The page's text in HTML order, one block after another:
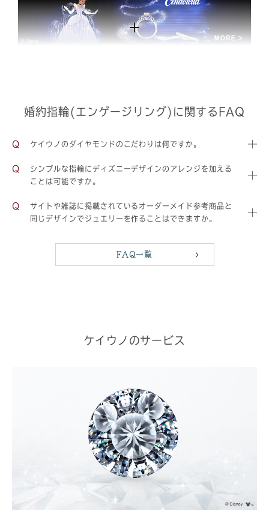
婚約指輪(エンゲージリング)に関するFAQ
ケイウノのダイヤモンドのこだわりは何ですか。
シンプルな指輪にディズニーデザインのアレンジを加える
ことは可能ですか。
サイトや雑誌に掲載されているオーダーメイド参考商品と
同じデザインでジュエリーを作ることはできますか。
FAQ一覧
ケイウノのサービス